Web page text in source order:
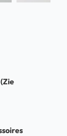
(Zie